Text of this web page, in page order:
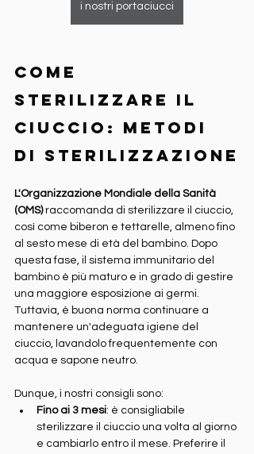
i nostri portaciucci
Come
sterilizzare il
ciuccio: metodi
di sterilizzazione
L'Organizzazione Mondiale della Sanità
(OMS) raccomanda di sterilizzare il ciuccio,
così come biberon e tettarelle, almeno fino
al sesto mese di età del bambino. Dopo
questa fase, il sistema immunitario del
bambino è più maturo e in grado di gestire
una maggiore esposizione ai germi.
Tuttavia, è buona norma continuare a
mantenere un'adeguata igiene del
ciuccio, lavandolo frequentemente con
acqua e sapone neutro.
Dunque, i nostri consigli sono:
Fino ai 3 mesi: è consigliabile
sterilizzare il ciuccio una volta al giorno
e cambiarlo entro il mese. Preferire il